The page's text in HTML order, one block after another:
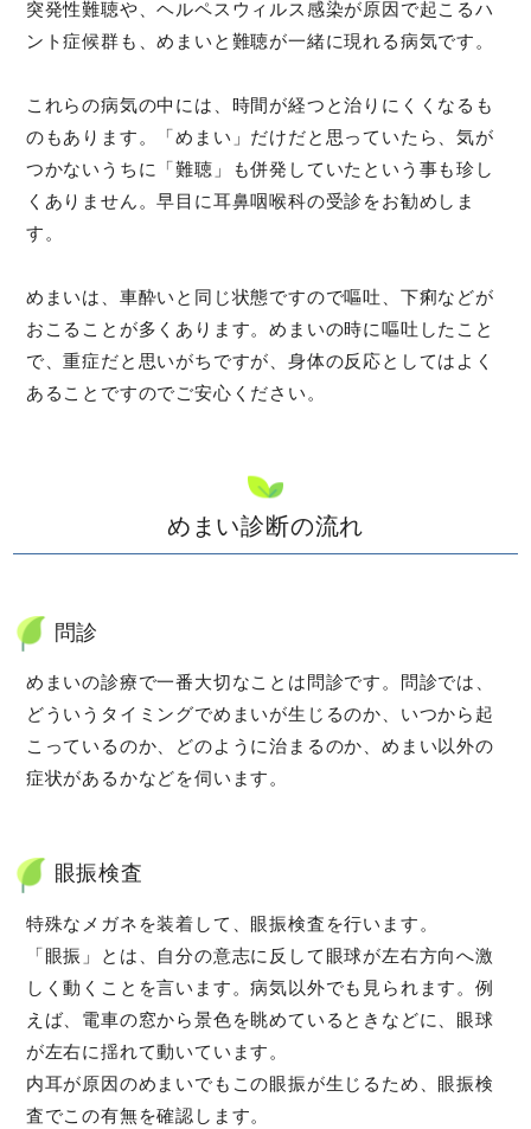
突発性難聴や、ヘルペスウィルス感染が原因で起こるハ
ント症候群も、めまいと難聴が一緒に現れる病気です。
これらの病気の中には、時間が経つと治りにくくなるも
のもあります。「めまい」だけだと思っていたら、気が
つかないうちに「難聴」も併発していたという事も珍し
くありません。早目に耳鼻咽喉科の受診をお勧めしま
す。
めまいは、車酔いと同じ状態ですので嘔吐、下痢などが
おこることが多くあります。めまいの時に嘔吐したこと
で、重症だと思いがちですが、身体の反応としてはよく
あることですのでご安心ください。
めまい診断の流れ
問診
めまいの診療で一番大切なことは問診です。問診では、
どういうタイミングでめまいが生じるのか、いつから起
こっているのか、どのように治まるのか、めまい以外の
症状があるかなどを伺います。
眼振検査
特殊なメガネを装着して、眼振検査を行います。
「眼振」とは、自分の意志に反して眼球が左右方向へ激
しく動くことを言います。病気以外でも見られます。例
えば、電車の窓から景色を眺めているときなどに、眼球
が左右に揺れて動いています。
内耳が原因のめまいでもこの眼振が生じるため、眼振検
査でこの有無を確認します。